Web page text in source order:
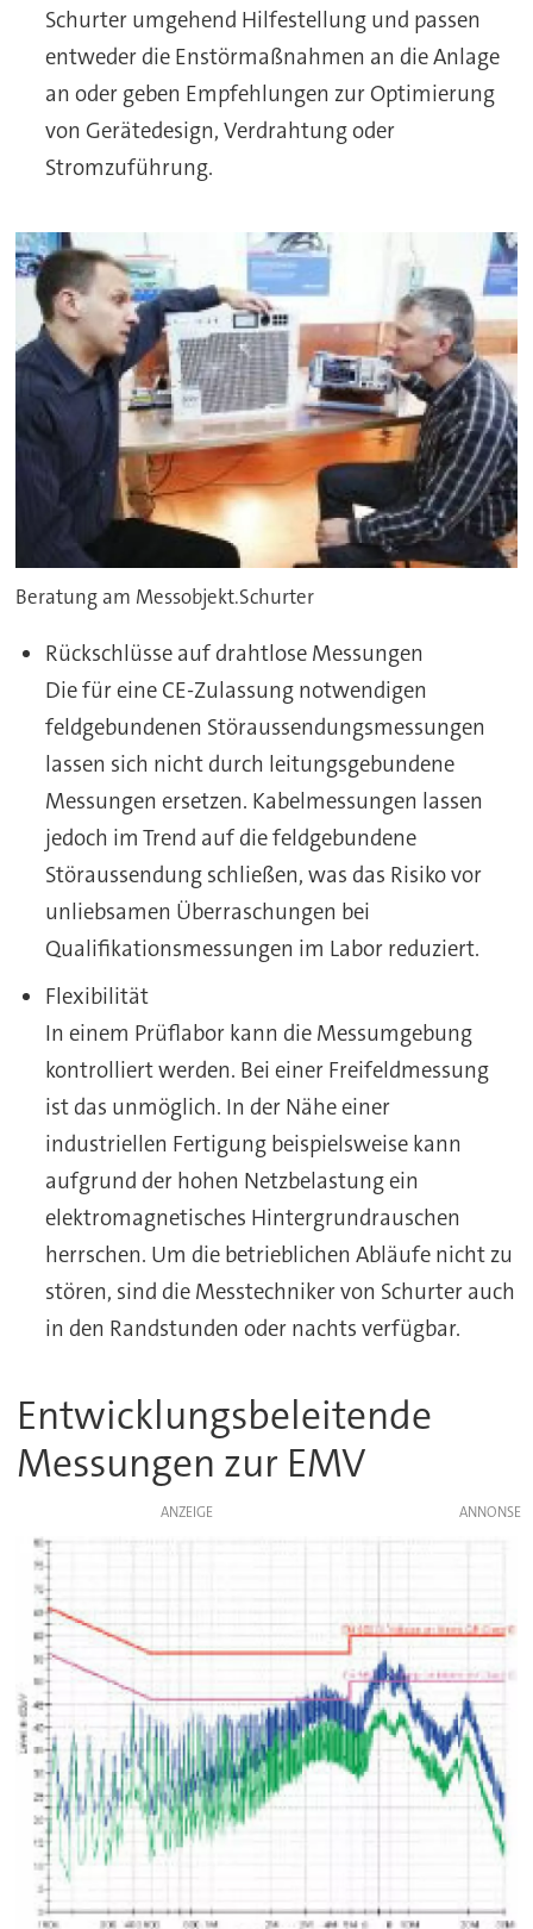
Schurter umgehend Hilfestellung und passen
entweder die Enstörmaßnahmen an die Anlage
an oder geben Empfehlungen zur Optimierung
von Gerätedesign, Verdrahtung oder
Stromzuführung.
Beratung am Messobjekt.Schurter
Rückschlüsse auf drahtlose Messungen
Die für eine CE-Zulassung notwendigen
feldgebundenen Störaussendungsmessungen
lassen sich nicht durch leitungsgebundene
Messungen ersetzen. Kabelmessungen lassen
jedoch im Trend auf die feldgebundene
Störaussendung schließen, was das Risiko vor
unliebsamen Überraschungen bei
Qualifikationsmessungen im Labor reduziert.
Flexibilität
In einem Prüflabor kann die Messumgebung
kontrolliert werden. Bei einer Freifeldmessung
ist das unmöglich. In der Nähe einer
industriellen Fertigung beispielsweise kann
aufgrund der hohen Netzbelastung ein
elektromagnetisches Hintergrundrauschen
herrschen. Um die betrieblichen Abläufe nicht zu
stören, sind die Messtechniker von Schurter auch
in den Randstunden oder nachts verfügbar.
Entwicklungsbeleitende
Messungen zur EMV
ANZEIGE